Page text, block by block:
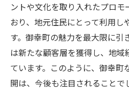
ントや文化を取り入れたプロモ
おり、地元住民にとって利用し
す。御幸町の魅力を最大限に引
は新たな顧客層を獲得し、地域
ています。このように、御幸町
開は、今後も注目されることで